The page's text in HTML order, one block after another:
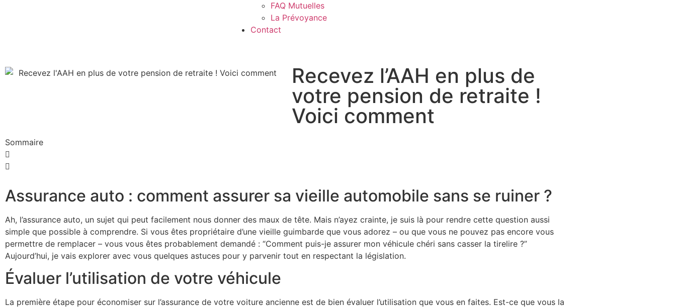
FAQ Mutuelles
La Prévoyance
Contact
Recevez l’AAH en plus de
votre pension de retraite !
Voici comment
Sommaire
Assurance auto : comment assurer sa vieille automobile sans se ruiner ?
Ah, l’assurance auto, un sujet qui peut facilement nous donner des maux de tête. Mais n’ayez crainte, je suis là pour rendre cette question aussi
simple que possible à comprendre. Si vous êtes propriétaire d’une vieille guimbarde que vous adorez – ou que vous ne pouvez pas encore vous
permettre de remplacer – vous vous êtes probablement demandé : “Comment puis-je assurer mon véhicule chéri sans casser la tirelire ?”
Aujourd’hui, je vais explorer avec vous quelques astuces pour y parvenir tout en respectant la législation.
Évaluer l’utilisation de votre véhicule
La première étape pour économiser sur l’assurance de votre voiture ancienne est de bien évaluer l’utilisation que vous en faites. Est-ce que vous la